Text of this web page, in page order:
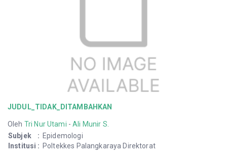
JUDUL_TIDAK_DITAMBAHKAN
Oleh Tri Nur Utami -Ali Munir S.
Subjek
: Epidemologi
Institusi : Poltekkes Palangkaraya Direktorat